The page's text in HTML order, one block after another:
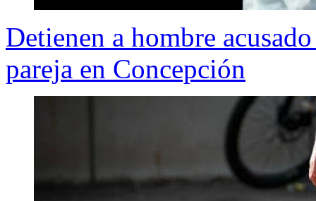
Detienen a hombre
pareja en Concepción